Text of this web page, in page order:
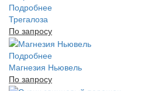
Подробнее
Трегалоза
По запросу
Подробнее
Магнезия Ньювель
По запросу